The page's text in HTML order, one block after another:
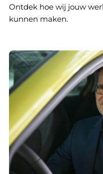
Ontdek hoe wij jouw
kunnen maken.